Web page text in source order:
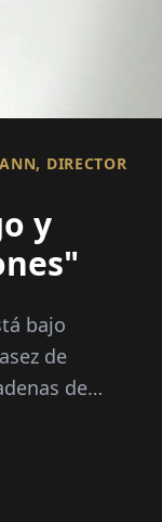
DIRECTOR
y
bajo
de
de